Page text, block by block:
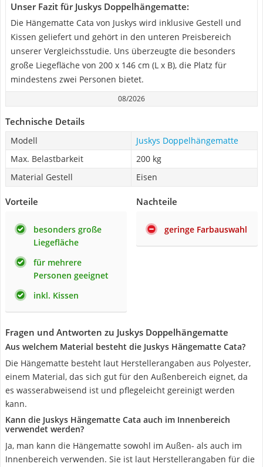
Unser Fazit für Juskys Doppelhängematte:
Die Hängematte Cata von Juskys wird inklusive Gestell und
Kissen geliefert und gehört in den unteren Preisbereich
unserer Vergleichsstudie. Uns überzeugte die besonders
große Liegefläche von 200 x 146 cm (L x B), die Platz für
mindestens zwei Personen bietet.
08/2026
Technische Details
Modell
Juskys Doppelhängematte
Max. Belastbarkeit
200 kg
Material Gestell
Eisen
Vorteile
besonders große
Liegefläche
für mehrere
Personen geeignet
inkl. Kissen
Nachteile
geringe Farbauswahl
Fragen und Antworten zu Juskys Doppelhängematte
Aus welchem Material besteht die Juskys Hängematte Cata?
Die Hängematte besteht laut Herstellerangaben aus Polyester,
einem Material, das sich gut für den Außenbereich eignet, da
es wasserabweisend ist und pflegeleicht gereinigt werden
kann.
Kann die Juskys Hängematte Cata auch im Innenbereich
verwendet werden?
Ja, man kann die Hängematte sowohl im Außen- als auch im
Innenbereich verwenden. Sie ist laut Herstellerangaben für die